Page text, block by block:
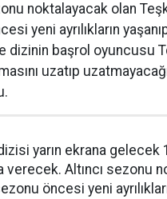
noktalayacak olan
yeni ayrılıkların
dizinin başrol oyuncusu
uzatıp
yarın ekrana
verecek. Altıncı sezonu
öncesi yeni